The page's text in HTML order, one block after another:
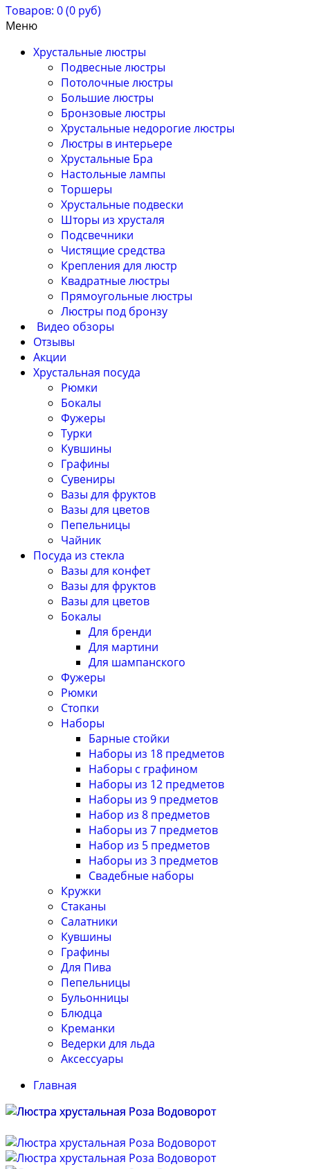
Товаров: 0 (0 руб)
Меню
Хрустальные люстры
Подвесные люстры
Потолочные люстры
Большие люстры
Бронзовые люстры
Хрустальные недорогие люстры
Люстры в интерьере
Хрустальные Бра
Настольные лампы
Торшеры
Хрустальные подвески
Шторы из хрусталя
Подсвечники
Чистящие средства
Крепления для люстр
Квадратные люстры
Прямоугольные люстры
Люстры под бронзу
Видео обзоры
Отзывы
Акции
Хрустальная посуда
Рюмки
Бокалы
Фужеры
Турки
Кувшины
Графины
Сувениры
Вазы для фруктов
Вазы для цветов
Пепельницы
Чайник
Посуда из стекла
Вазы для конфет
Вазы для фруктов
Вазы для цветов
Бокалы
Для бренди
Для мартини
Для шампанского
Фужеры
Рюмки
Стопки
Наборы
Барные стойки
Наборы из 18 предметов
Наборы с графином
Наборы из 12 предметов
Наборы из 9 предметов
Набор из 8 предметов
Наборы из 7 предметов
Набор из 5 предметов
Наборы из 3 предметов
Свадебные наборы
Кружки
Стаканы
Салатники
Кувшины
Графины
Для Пива
Пепельницы
Бульонницы
Блюдца
Креманки
Ведерки для льда
Аксессуары
Главная